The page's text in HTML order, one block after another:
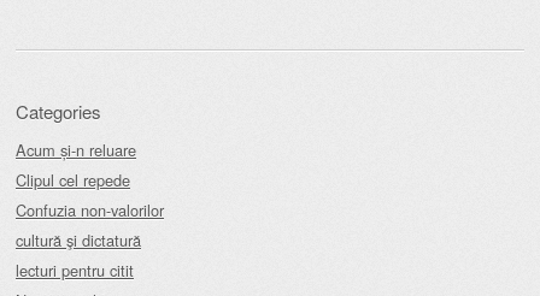
Categories
Acum și-n reluare
Clipul cel repede
Confuzia non-valorilor
cultură şi dictatură
lecturi pentru citit